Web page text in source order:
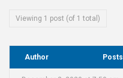
Viewing 1 post (of 1 total)
Author Posts